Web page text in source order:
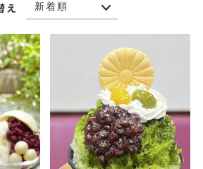
え